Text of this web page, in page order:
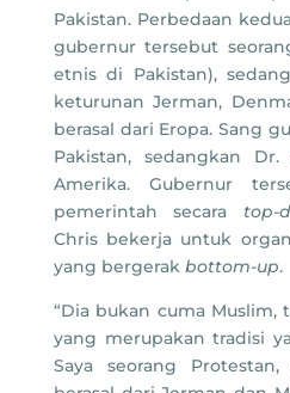
Pakistan. Perbedaan
gubernur tersebut
etnis di Pakistan),
keturunan Jerman,
berasal dari Eropa. Sang
Pakistan, sedangkan
Amerika. Gubernur
pemerintah secara top-
Chris bekerja untuk
yang bergerak bottom-up.
“Dia bukan cuma Muslim,
yang merupakan tradisi
Saya seorang